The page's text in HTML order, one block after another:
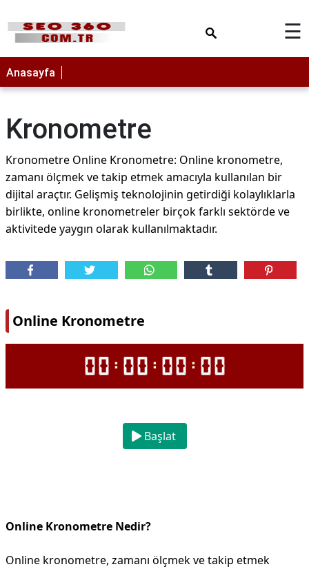
ANASAYFA
☰
Anasayfa
Kronometre
Kronometre Online Kronometre: Online kronometre,
zamanı ölçmek ve takip etmek amacıyla kullanılan bir
dijital araçtır. Gelişmiş teknolojinin getirdiği kolaylıklarla
birlikte, online kronometreler birçok farklı sektörde ve
aktivitede yaygın olarak kullanılmaktadır.
Online Kronometre
00 : 00 : 00 : 00
Başlat
Online Kronometre Nedir?
Online kronometre, zamanı ölçmek ve takip etmek